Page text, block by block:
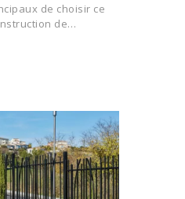
de choisir ce
de…